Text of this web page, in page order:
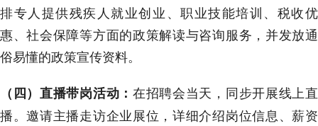
排专人提供残疾人就业创业、职业技能培训、税收优
惠、社会保障等方面的政策解读与咨询服务，并发放通
俗易懂的政策宣传资料。
（四）直播带岗活动： 在招聘会当天，同步开展线上直
播。邀请主播走访企业展位，详细介绍岗位信息、薪资